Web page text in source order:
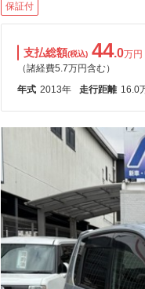
保証付
支払総額(税込) 44.0万円
（諸経費5.7万円含む）
年式 2013年 走行距離 16.0